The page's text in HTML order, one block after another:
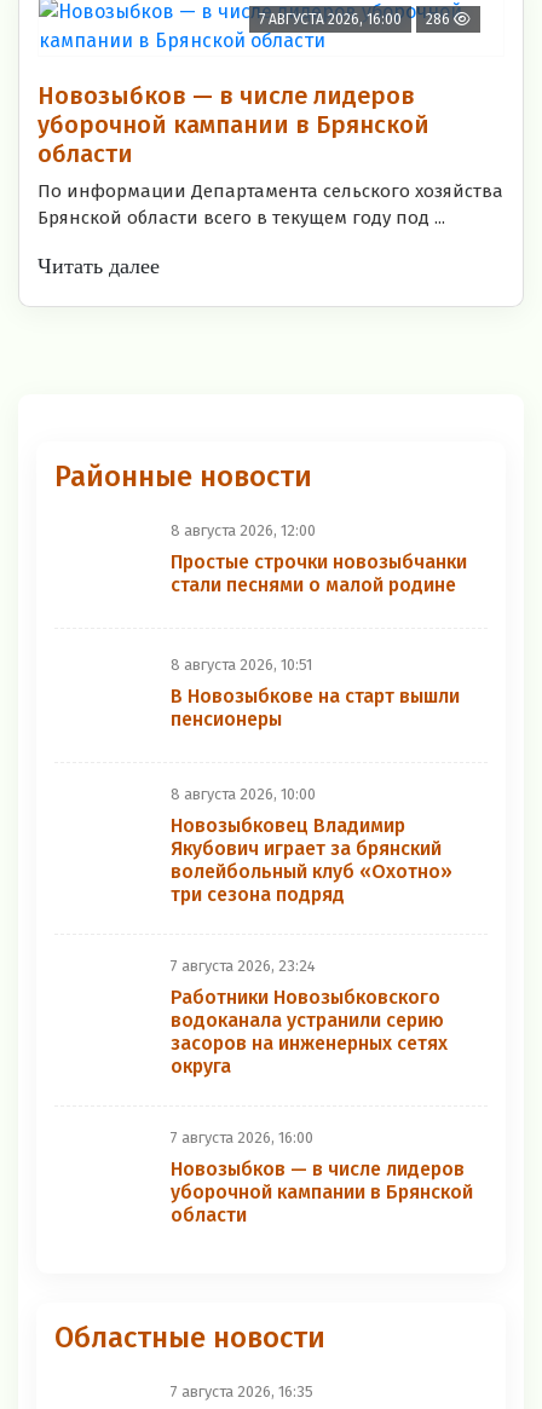
7 АВГУСТА 2026, 16:00 286
Новозыбков — в числе лидеров
уборочной кампании в Брянской
области
По информации Департамента сельского хозяйства
Брянской области всего в текущем году под ...
Читать далее
Районные новости
8 августа 2026, 12:00
Простые строчки новозыбчанки
стали песнями о малой родине
8 августа 2026, 10:51
В Новозыбкове на старт вышли
пенсионеры
8 августа 2026, 10:00
Новозыбковец Владимир
Якубович играет за брянский
волейбольный клуб «Охотно»
три сезона подряд
7 августа 2026, 23:24
Работники Новозыбковского
водоканала устранили серию
засоров на инженерных сетях
округа
7 августа 2026, 16:00
Новозыбков — в числе лидеров
уборочной кампании в Брянской
области
Областные новости
7 августа 2026, 16:35